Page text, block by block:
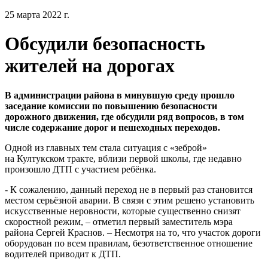
25 марта 2022 г.
Обсудили безопасность
жителей на дорогах
В администрации района в минувшую среду прошло
заседание комиссии по повышению безопасности
дорожного движения, где обсудили ряд вопросов, в том
числе содержание дорог и пешеходных переходов.
Одной из главных тем стала ситуация с «зеброй»
на Култукском тракте, вблизи первой школы, где недавно
произошло ДТП с участием ребёнка.
- К сожалению, данный переход не в первый раз становится
местом серьёзной аварии. В связи с этим решено установить
искусственные неровности, которые существенно снизят
скоростной режим, – отметил первый заместитель мэра
района Сергей Краснов. – Несмотря на то, что участок дороги
оборудован по всем правилам, безответственное отношение
водителей приводит к ДТП.